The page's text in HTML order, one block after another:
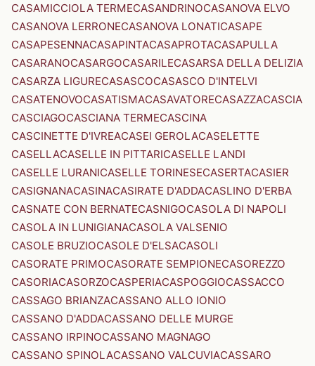
CASAMICCIOLA TERMECASANDRINOCASANOVA ELVO
CASANOVA LERRONECASANOVA LONATICASAPE
CASAPESENNACASAPINTACASAPROTACASAPULLA
CASARANOCASARGOCASARILECASARSA DELLA DELIZIA
CASARZA LIGURECASASCOCASASCO D'INTELVI
CASATENOVOCASATISMACASAVATORECASAZZACASCIA
CASCIAGOCASCIANA TERMECASCINA
CASCINETTE D'IVREACASEI GEROLACASELETTE
CASELLACASELLE IN PITTARICASELLE LANDI
CASELLE LURANICASELLE TORINESECASERTACASIER
CASIGNANACASINACASIRATE D'ADDACASLINO D'ERBA
CASNATE CON BERNATECASNIGOCASOLA DI NAPOLI
CASOLA IN LUNIGIANACASOLA VALSENIO
CASOLE BRUZIOCASOLE D'ELSACASOLI
CASORATE PRIMOCASORATE SEMPIONECASOREZZO
CASORIACASORZOCASPERIACASPOGGIOCASSACCO
CASSAGO BRIANZACASSANO ALLO IONIO
CASSANO D'ADDACASSANO DELLE MURGE
CASSANO IRPINOCASSANO MAGNAGO
CASSANO SPINOLACASSANO VALCUVIACASSARO